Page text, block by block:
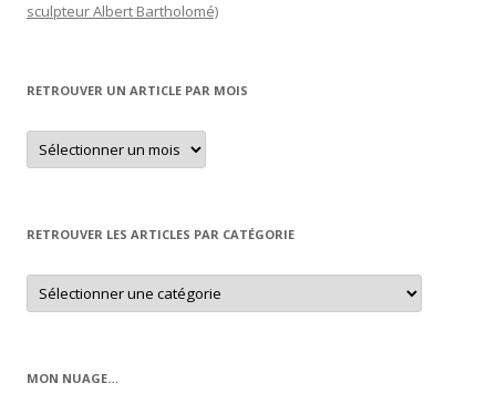
sculpteur Albert Bartholomé)
RETROUVER UN ARTICLE PAR MOIS
Retrouver
un
article
RETROUVER LES ARTICLES PAR CATÉGORIE
Retrouver
les
articles
MON NUAGE…